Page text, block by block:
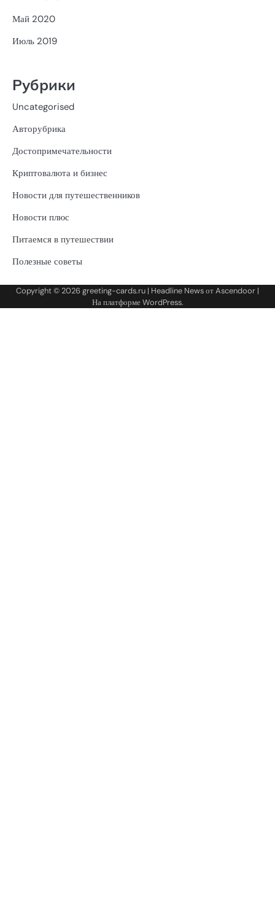
Май 2020
Июль 2019
Рубрики
Uncategorised
Авторубрика
Достопримечательности
Криптовалюта и бизнес
Новости для путешественников
Новости плюс
Питаемся в путешествии
Полезные советы
Copyright © 2026greeting-cards.ru | Headline News отAscendoor |
На платформеWordPress.